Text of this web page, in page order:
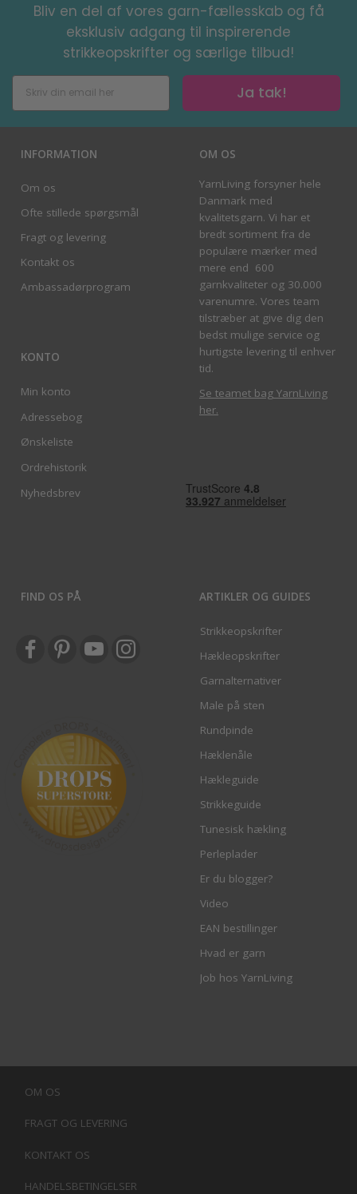
Bliv en del af vores garn-fællesskab og få
eksklusiv adgang til inspirerende
strikkeopskrifter og særlige tilbud!
Ja tak!
INFORMATION
Om os
Ofte stillede spørgsmål
Fragt og levering
Kontakt os
Ambassadørprogram
KONTO
Min konto
Adressebog
Ønskeliste
Ordrehistorik
Nyhedsbrev
OM OS
YarnLiving forsyner hele
Danmark med
kvalitetsgarn. Vi har et
bredt sortiment fra de
populære mærker med
mere end 600
garnkvaliteter og 30.000
varenumre. Vores team
tilstræber at give dig den
bedst mulige service og
hurtigste levering til enhver
tid.
Se teamet bag YarnLiving
her.
FIND OS PÅ ARTIKLER OG GUIDES
Strikkeopskrifter
Hækleopskrifter
Garnalternativer
Male på sten
Rundpinde
Hæklenåle
Hækleguide
Strikkeguide
Tunesisk hækling
Perleplader
Er du blogger?
Video
EAN bestillinger
Hvad er garn
Job hos YarnLiving
OM OS
FRAGT OG LEVERING
KONTAKT OS
HANDELSBETINGELSER